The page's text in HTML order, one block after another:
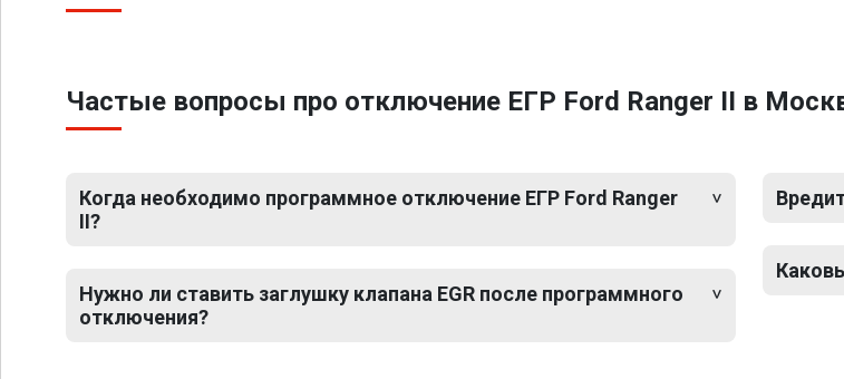
Частые вопросы про отключение ЕГР Ford Ranger II в
Когда необходимо программное отключение ЕГР Ford Ranger
II?
Нужно ли ставить заглушку клапана EGR после программного
отключения?